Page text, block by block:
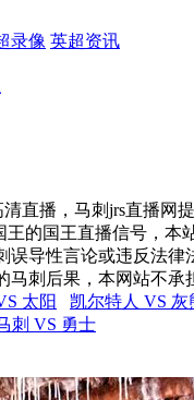
录像 英超资讯
直播，马刺jrs直播网
王的国王直播信号，本
误导性言论或违反法律
马刺后果，本网站不承
太阳
凯尔特人 VS 灰
刺 VS 勇士